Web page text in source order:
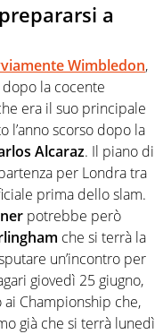
a
Wimbledon,
la cocente
era il suo principale
l’anno scorso dopo la
Alcaraz. Il piano di
per Londra tra
prima dello slam.
potrebbe però
che si terrà la
un’incontro per
giovedì 25 giugno,
Championship che,
già che si terrà lunedì